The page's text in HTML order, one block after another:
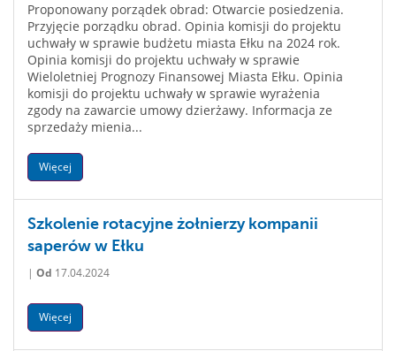
Proponowany porządek obrad: Otwarcie posiedzenia.
Przyjęcie porządku obrad. Opinia komisji do projektu
uchwały w sprawie budżetu miasta Ełku na 2024 rok.
Opinia komisji do projektu uchwały w sprawie
Wieloletniej Prognozy Finansowej Miasta Ełku. Opinia
komisji do projektu uchwały w sprawie wyrażenia
zgody na zawarcie umowy dzierżawy. Informacja ze
sprzedaży mienia...
Więcej
Szkolenie rotacyjne żołnierzy kompanii
saperów w Ełku
| Od 17.04.2024
Więcej